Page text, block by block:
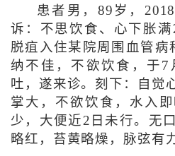
患者男，89岁，
诉：不思饮食、心下胀
脱疽入住某院周围血管病
纳不佳，不欲饮食，于7
吐，遂来诊。刻下：自觉
掌大，不欲饮食，水入
少，大便近2日未行。无
略红，苔黄略燥，脉弦有